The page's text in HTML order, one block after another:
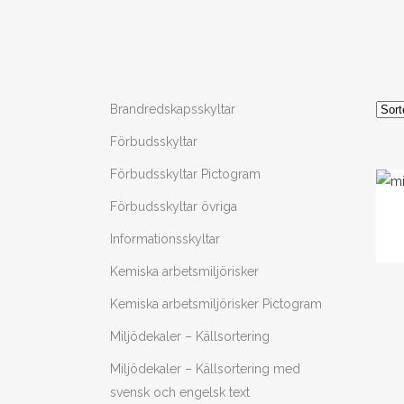
Brandredskapsskyltar
Förbudsskyltar
Förbudsskyltar Pictogram
Förbudsskyltar övriga
Informationsskyltar
Kemiska arbetsmiljörisker
Kemiska arbetsmiljörisker Pictogram
Miljödekaler – Källsortering
Miljödekaler – Källsortering med
svensk och engelsk text